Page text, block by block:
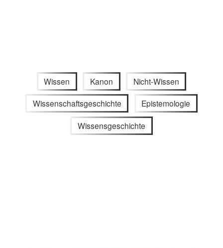
Wissen Kanon Nicht-Wissen
Wissenschaftsgeschichte Epistemologie
Wissensgeschichte